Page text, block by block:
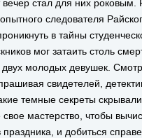
стал для них роковым.
следователя
в тайны
мог затаить столь
молодых девушек.
свидетелей,
темные секреты
мастерство, чтобы
и добиться